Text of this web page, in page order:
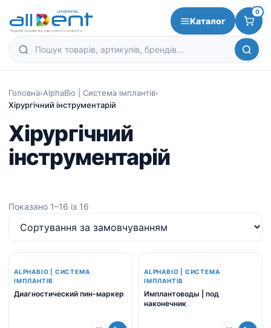
Каталог
0
Головна›AlphaBio | Система імплантів›
Хірургічний інструментарій
Хірургічний
інструментарій
Показано 1–16 із 16
ALPHABIO | СИСТЕМА
ІМПЛАНТІВ
Диагностический пин-маркер
ALPHABIO | СИСТЕМА
ІМПЛАНТІВ
Имплантоводы | под
наконечник